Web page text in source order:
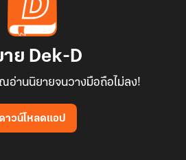
ย Dek-D
อ่านนิยายจนวางมือถือไม่ลง!
าวน์โหลดแอป